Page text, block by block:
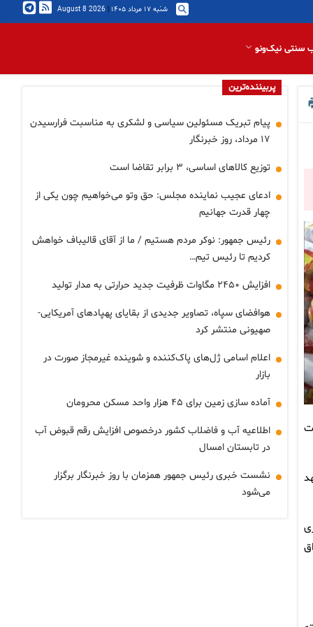
شنبه ۱۷ مرداد ۱۴۰۵ |
2026 August 8
سنتی نیک‌ونو
پربیننده‌ترین
پیام تبریک مسئولین سیاسی و لشکری به مناسبت فرارسیدن
۱۷ مرداد، روز خبرنگار
توزیع کالاهای اساسی، ۳ برابر تقاضا است
ادعای عجیب نماینده مجلس: حق وتو می‌خواهیم چون یکی از
چهار قدرت جهانیم
رئیس جمهور: نوکر مردم هستیم / ما از آقای قالیباف خواهش
کردیم تا رئیس تیم…
افزایش ۲۴۵۰ مگاوات ظرفیت جدید حرارتی به مدار تولید
هوافضای سپاه، تصاویر جدیدی از بقایای پهپادهای آمریکایی-
صهیونی منتشر کرد
اعلام اسامی ژل‌های پاک‌کننده و شوینده غیرمجاز صورت در
بازار
آماده سازی زمین برای ۴۵ هزار واحد مسکن محرومان
اطلاعیه آب و فاضلاب کشور درخصوص افزایش رقم قبوض آب
در تابستان امسال
نشست خبری رئیس جمهور همزمان با روز خبرنگار برگزار
می‌شود